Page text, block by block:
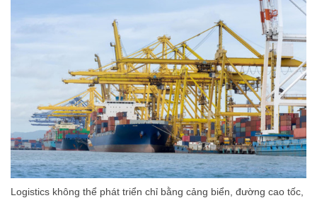
Logistics không thể phát triển chỉ bằng cảng biển, đường cao tốc,